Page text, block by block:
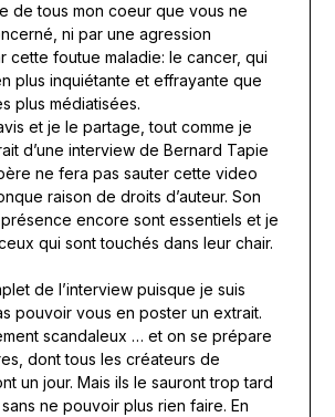
de tous mon coeur que vous ne
ni par une agression
cette foutue maladie: le cancer, qui
plus inquiétante et effrayante que
plus médiatisées.
et je le partage, tout comme je
d’une interview de Bernard Tapie
ne fera pas sauter cette video
raison de droits d’auteur. Son
encore sont essentiels et je
qui sont touchés dans leur chair.
de l’interview puisque je suis
pouvoir vous en poster un extrait.
scandaleux … et on se prépare
dont tous les créateurs de
un jour. Mais ils le sauront trop tard
ne pouvoir plus rien faire. En